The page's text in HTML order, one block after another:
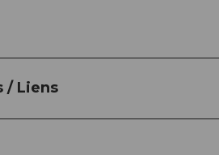
/ Liens